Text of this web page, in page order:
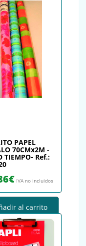
PAPEL
70CMx2M -
TIEMPO- Ref.:
€ IVA no incluidos
al carrito